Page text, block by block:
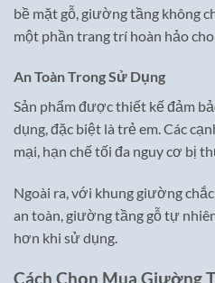
bề mặt gỗ, giường tầng không
một phần trang trí hoàn hảo cho
An Toàn Trong Sử Dụng
Sản phẩm được thiết kế đảm
dụng, đặc biệt là trẻ em. Các
mại, hạn chế tối đa nguy cơ bị
Ngoài ra, với khung giường
an toàn, giường tầng gỗ tự
hơn khi sử dụng.
Cách Chọn Mua Giường